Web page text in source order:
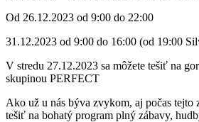
Od 26.12.2023 od 9:00 do 22:00
31.12.2023 od 9:00 do 16:00 (od 19:00
V stredu 27.12.2023 sa môžete tešiť na
skupinou PERFECT
Ako už u nás býva zvykom, aj počas tejto
tešiť na bohatý program plný zábavy,